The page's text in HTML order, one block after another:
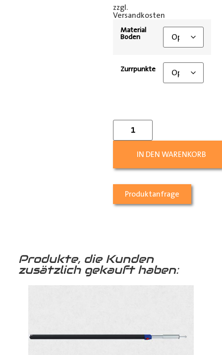
zzgl.
Versandkosten
Material
Boden
Zurrpunkte
IN DEN WARENKORB
Produktanfrage
Produkte, die Kunden
zusätzlich gekauft haben: